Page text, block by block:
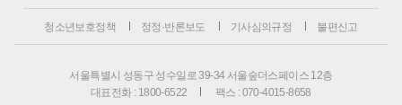
청소년보호정책 정정·반론보도 기사심의규정 불편신고
서울특별시 성동구 성수일로 39-34 서울숲더스페이스 12층
대표전화 : 1800-6522
팩스 : 070-4015-8658